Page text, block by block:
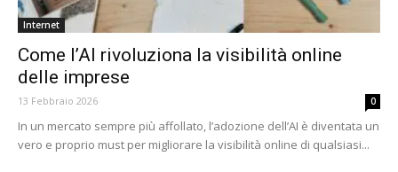
Internet
Come l’AI rivoluziona la visibilità online
delle imprese
13 Febbraio 2026 0
In un mercato sempre più affollato, l’adozione dell’AI è diventata un
vero e proprio must per migliorare la visibilità online di qualsiasi...